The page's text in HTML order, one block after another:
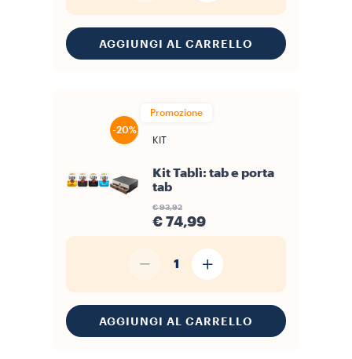
AGGIUNGI AL CARRELLO
Promozione
-20%
KIT
Kit Tablì: tab e porta
tab
€ 93,92
€ 74,99
1
AGGIUNGI AL CARRELLO